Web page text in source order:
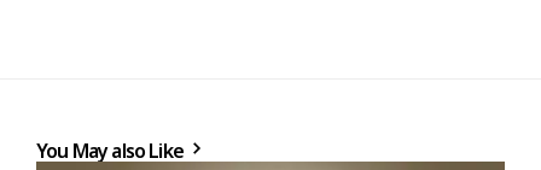
You May also Like